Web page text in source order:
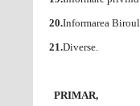
20.Informarea
21.Diverse.
PRIMAR,